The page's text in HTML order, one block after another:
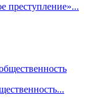
преступление»...